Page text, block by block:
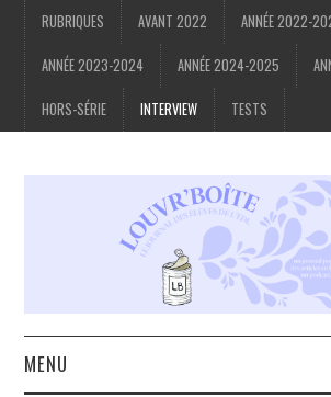
RUBRIQUES AVANT 2022 ANNÉE 2022-
ANNÉE 2023-2024 ANNÉE 2024-2025
HORS-SÉRIE INTERVIEW TESTS
MENU